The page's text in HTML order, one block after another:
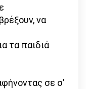
να
τα παιδιά
σε σ’